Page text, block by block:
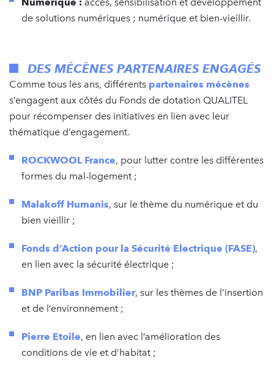
de solutions numériques ; numérique et bien-vieillir.
DES MÉCÈNES PARTENAIRES ENGAGÉS
Comme tous les ans, différents partenaires mécènes
s’engagent aux côtés du Fonds de dotation QUALITEL
pour récompenser des initiatives en lien avec leur
thématique d’engagement.
ROCKWOOL France, pour lutter contre les différentes
formes du mal-logement ;
Malakoff Humanis, sur le thème du numérique et du
bien vieillir ;
Fonds d’Action pour la Sécurité Electrique (FASE),
en lien avec la sécurité électrique ;
BNP Paribas Immobilier, sur les thèmes de l’insertion
et de l’environnement ;
Pierre Etoile, en lien avec l’amélioration des
conditions de vie et d’habitat ;